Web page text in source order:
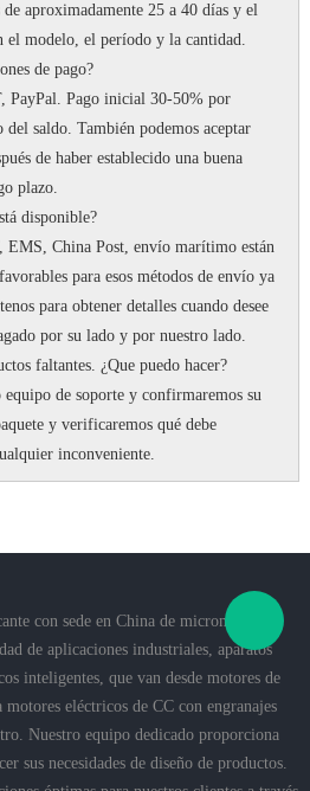
de aproximadamente 25 a 40 días y el
el modelo, el período y la cantidad.
de pago?
PayPal. Pago inicial 30-50% por
del saldo. También podemos aceptar
de haber establecido una buena
plazo.
disponible?
China Post, envío marítimo están
para esos métodos de envío ya
para obtener detalles cuando desee
por su lado y por nuestro lado.
faltantes. ¿Que puedo hacer?
de soporte y confirmaremos su
y verificaremos qué debe
inconveniente.
con sede en China de micromotores
de aplicaciones industriales, aparatos
inteligentes, que van desde motores de
eléctricos de CC con engranajes
Nuestro equipo dedicado proporciona
sus necesidades de diseño de productos.